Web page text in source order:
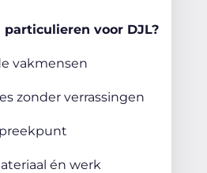
voor DJL?
vakmensen
zonder verrassingen
én werk